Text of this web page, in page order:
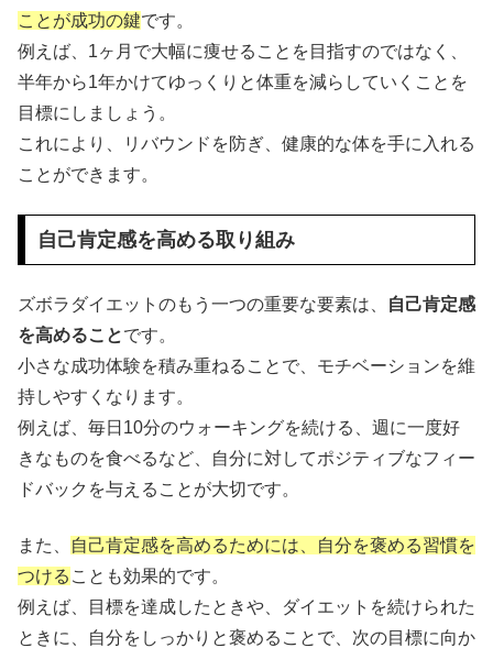
ことが成功の鍵です。
例えば、1ヶ月で大幅に痩せることを目指すのではなく、
半年から1年かけてゆっくりと体重を減らしていくことを
目標にしましょう。
これにより、リバウンドを防ぎ、健康的な体を手に入れる
ことができます。
自己肯定感を高める取り組み
ズボラダイエットのもう一つの重要な要素は、
自己肯定感
を高めることです。
小さな成功体験を積み重ねることで、モチベーションを維
持しやすくなります。
例えば、毎日10分のウォーキングを続ける、週に一度好
きなものを食べるなど、自分に対してポジティブなフィー
ドバックを与えることが大切です。
また、
自己肯定感を高めるためには、自分を褒める習慣を
つける ことも効果的です。
例えば、目標を達成したときや、ダイエットを続けられた
ときに、自分をしっかりと褒めることで、次の目標に向か